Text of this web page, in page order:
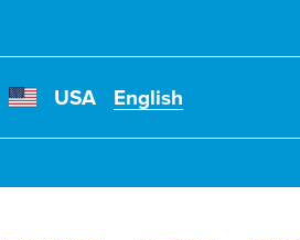
USA English